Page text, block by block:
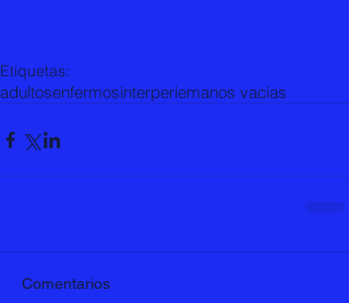
Etiquetas:
adultosenfermosinterperiemanos vacias
Comentarios